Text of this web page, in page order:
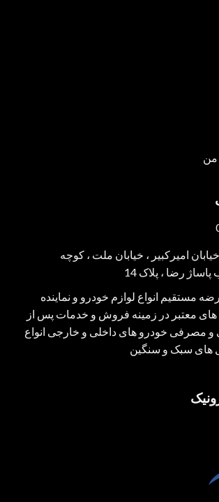
من
امیرکبیر ، خیابان ملت ، کوچه
رضا ، پلاک 14
مستقیم انواع لوازم خودرو و نماینده
معتبر در زمینه فروش و خدمات پس از
و مصرفی خودرو های داخلی و خارجی انواع
های سبک و سنگین